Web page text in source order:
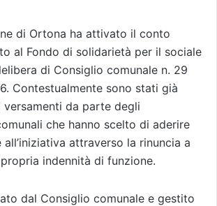
di Ortona ha attivato il conto
al Fondo di solidarietà per il sociale
di Consiglio comunale n. 29
Contestualmente sono stati già
da parte degli
che hanno scelto di aderire
attraverso la rinuncia a
indennità di funzione.
dal Consiglio comunale e gestito